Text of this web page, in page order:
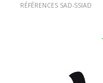
RÉFÉRENCES SAD-SSIAD